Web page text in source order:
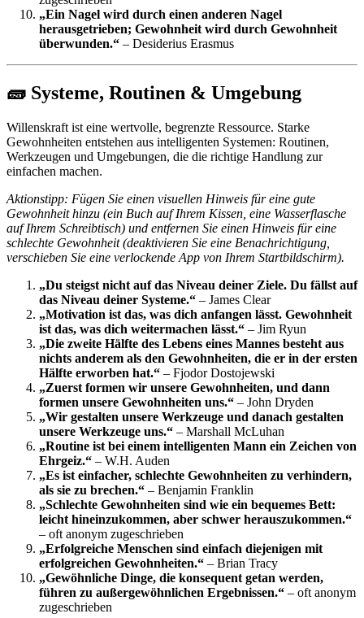
„Ein Nagel wird durch einen anderen Nagel
herausgetrieben; Gewohnheit wird durch Gewohnheit
überwunden.“ – Desiderius Erasmus
🧱 Systeme, Routinen & Umgebung
Willenskraft ist eine wertvolle, begrenzte Ressource. Starke
Gewohnheiten entstehen aus intelligenten Systemen: Routinen,
Werkzeugen und Umgebungen, die die richtige Handlung zur
einfachen machen.
Aktionstipp: Fügen Sie einen visuellen Hinweis für eine gute
Gewohnheit hinzu (ein Buch auf Ihrem Kissen, eine Wasserflasche
auf Ihrem Schreibtisch) und entfernen Sie einen Hinweis für eine
schlechte Gewohnheit (deaktivieren Sie eine Benachrichtigung,
verschieben Sie eine verlockende App von Ihrem Startbildschirm).
„Du steigst nicht auf das Niveau deiner Ziele. Du fällst auf
das Niveau deiner Systeme.“ – James Clear
„Motivation ist das, was dich anfangen lässt. Gewohnheit
ist das, was dich weitermachen lässt.“ – Jim Ryun
„Die zweite Hälfte des Lebens eines Mannes besteht aus
nichts anderem als den Gewohnheiten, die er in der ersten
Hälfte erworben hat.“ – Fjodor Dostojewski
„Zuerst formen wir unsere Gewohnheiten, und dann
formen unsere Gewohnheiten uns.“ – John Dryden
„Wir gestalten unsere Werkzeuge und danach gestalten
unsere Werkzeuge uns.“ – Marshall McLuhan
„Routine ist bei einem intelligenten Mann ein Zeichen von
Ehrgeiz.“ – W.H. Auden
„Es ist einfacher, schlechte Gewohnheiten zu verhindern,
als sie zu brechen.“ – Benjamin Franklin
„Schlechte Gewohnheiten sind wie ein bequemes Bett:
leicht hineinzukommen, aber schwer herauszukommen.“
– oft anonym zugeschrieben
„Erfolgreiche Menschen sind einfach diejenigen mit
erfolgreichen Gewohnheiten.“ – Brian Tracy
„Gewöhnliche Dinge, die konsequent getan werden,
führen zu außergewöhnlichen Ergebnissen.“ – oft anonym
zugeschrieben